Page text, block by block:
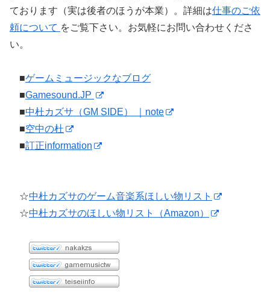
ております（実は後者のほうが本業）。詳細は仕事のご依
頼について をご覧下さい。お気軽にお問い合わせくださ
い。
■ゲームミュージックなブログ
■Gamesound.JP
■中杜カズサ（GM SIDE） ｜note
■空中の杜
■訂正information
☆中杜カズサのゲーム音楽系ほしい物リスト
☆中杜カズサのほしい物リスト（Amazon）